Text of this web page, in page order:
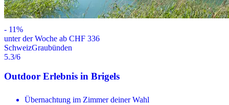
- 11%
unter der Woche ab CHF 336
SchweizGraubünden
5.3/6
Outdoor Erlebnis in Brigels
Übernachtung im Zimmer deiner Wahl